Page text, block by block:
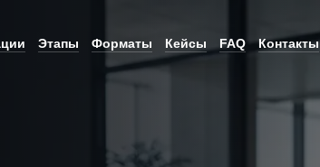
Этапы Форматы Кейсы FAQ Контакты